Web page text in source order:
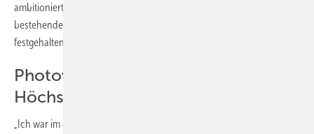
ambitioniert. Auch im Bereich der solaren Wärme werde nur an den
bestehenden Instrumenten wie dem Marktanreizprogramm (MAP),
festgehalten, ohne diese nachhaltig zu ­stärken.
Photovoltaik erreicht historische
Höchstwerte beim Absatz
„Ich war im Juni dieses Jahr in Urlaub. Bis dahin war alles ruhig. Als